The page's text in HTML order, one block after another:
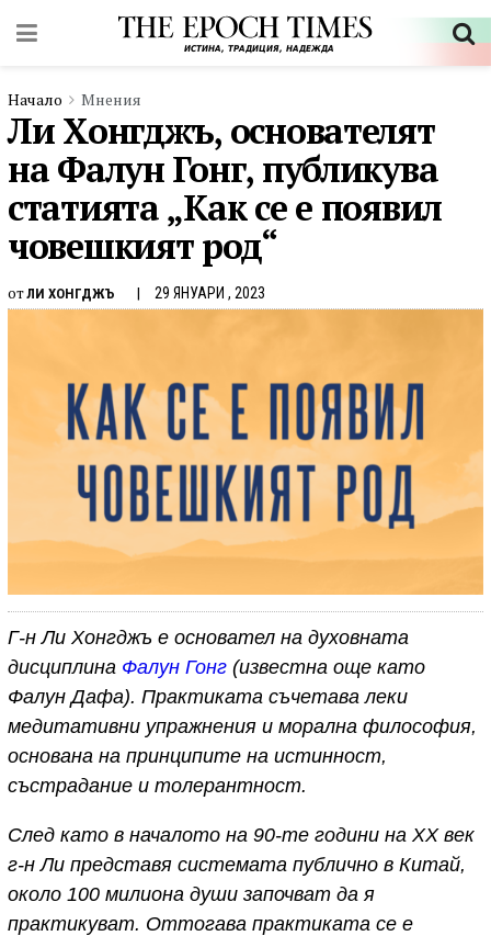
Начало Мнения
Ли Хонгджъ, основателят
на Фалун Гонг, публикува
статията „Как се е появил
човешкият род“
отЛИ ХОНГДЖЪ 29 ЯНУАРИ , 2023
Г-н Ли Хонгджъ е основател на духовната
дисциплина Фалун Гонг (известна още като
Фалун Дафа). Практиката съчетава леки
медитативни упражнения и морална философия,
основана на принципите на истинност,
състрадание и толерантност.
След като в началото на 90-те години на ХХ век
г-н Ли представя системата публично в Китай,
около 100 милиона души започват да я
практикуват. Оттогава практиката се е